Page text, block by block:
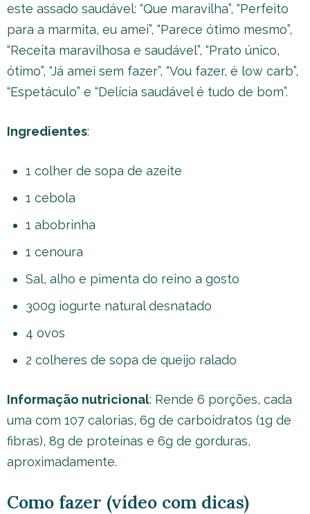
este assado saudável: “Que maravilha”, “Perfeito
para a marmita, eu amei”, “Parece ótimo mesmo”,
“Receita maravilhosa e saudável”, “Prato único,
ótimo”, “Já amei sem fazer”, “Vou fazer, é low carb”,
“Espetáculo” e “Delícia saudável é tudo de bom”.
Ingredientes:
1 colher de sopa de azeite
1 cebola
1 abobrinha
1 cenoura
Sal, alho e pimenta do reino a gosto
300g iogurte natural desnatado
4 ovos
2 colheres de sopa de queijo ralado
Informação nutricional: Rende 6 porções, cada
uma com 107 calorias, 6g de carboidratos (1g de
fibras), 8g de proteínas e 6g de gorduras,
aproximadamente.
Como fazer (vídeo com dicas)